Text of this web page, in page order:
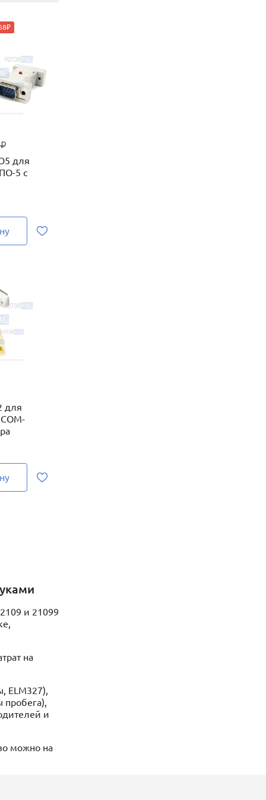
₽
для
5 с
для
и 21099
на
ELM327),
пробега),
и
можно на